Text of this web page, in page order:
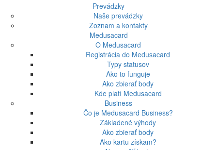
Prevádzky
Naše prevádzky
Zoznam a kontakty
Medusacard
O Medusacard
Registrácia do Medusacard
Typy statusov
Ako to funguje
Ako zbierať body
Kde platí Medusacard
Business
Čo je Medusacard Business?
Základené výhody
Ako zbierať body
Ako kartu získam?